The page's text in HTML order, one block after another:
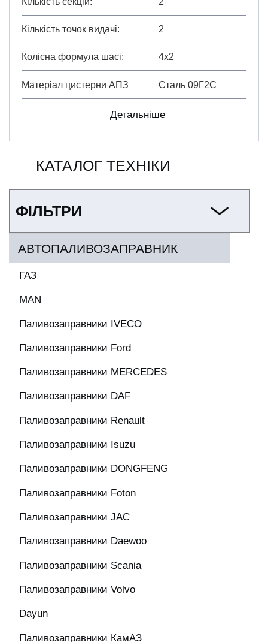
Кількість точок видачі 2
Колісна формула шасі 4х2
Матеріал цистерни АПЗ Сталь 09Г2С
Детальніше
КАТАЛОГ ТЕХНІКИ
ФІЛЬТРИ
АВТОПАЛИВОЗАПРАВНИК
ГАЗ
MAN
Паливозаправники IVECO
Паливозаправники Ford
Паливозаправники MERCEDES
Паливозаправники DAF
Паливозаправники Renault
Паливозаправники Isuzu
Паливозаправники DONGFENG
Паливозаправники Foton
Паливозаправники JAC
Паливозаправники Daewoo
Паливозаправники Scania
Паливозаправники Volvo
Dayun
Паливозаправники КамАЗ